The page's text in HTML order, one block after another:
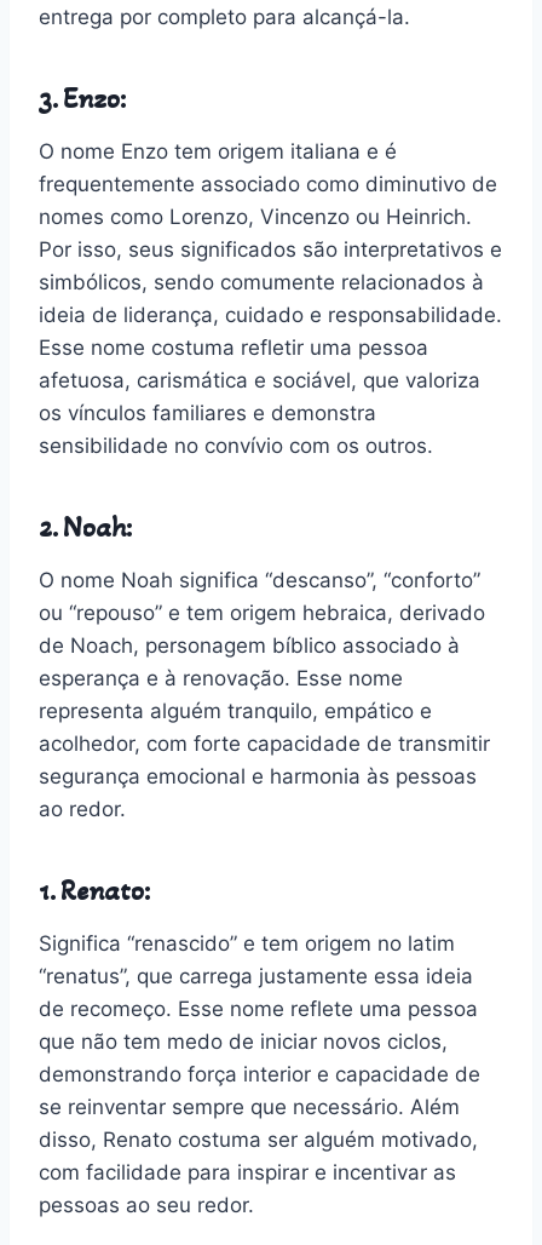
entrega por completo para alcançá-la.
3. Enzo:
O nome Enzo tem origem italiana e é
frequentemente associado como diminutivo de
nomes como Lorenzo, Vincenzo ou Heinrich.
Por isso, seus significados são interpretativos e
simbólicos, sendo comumente relacionados à
ideia de liderança, cuidado e responsabilidade.
Esse nome costuma refletir uma pessoa
afetuosa, carismática e sociável, que valoriza
os vínculos familiares e demonstra
sensibilidade no convívio com os outros.
2. Noah:
O nome Noah significa “descanso”, “conforto”
ou “repouso” e tem origem hebraica, derivado
de Noach, personagem bíblico associado à
esperança e à renovação. Esse nome
representa alguém tranquilo, empático e
acolhedor, com forte capacidade de transmitir
segurança emocional e harmonia às pessoas
ao redor.
1. Renato:
Significa “renascido” e tem origem no latim
“renatus”, que carrega justamente essa ideia
de recomeço. Esse nome reflete uma pessoa
que não tem medo de iniciar novos ciclos,
demonstrando força interior e capacidade de
se reinventar sempre que necessário. Além
disso, Renato costuma ser alguém motivado,
com facilidade para inspirar e incentivar as
pessoas ao seu redor.